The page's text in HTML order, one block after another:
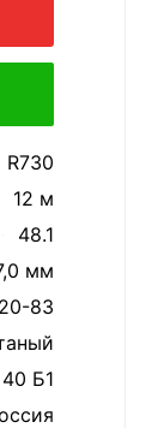
R730
12 м
48.1
мм
83
40 Б1